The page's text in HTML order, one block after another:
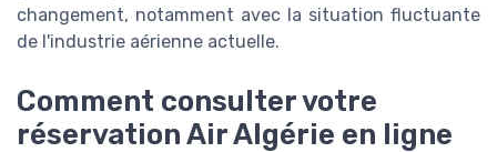
changement, notamment avec la situation fluctuante
de l'industrie aérienne actuelle.
Comment consulter votre
réservation Air Algérie en ligne